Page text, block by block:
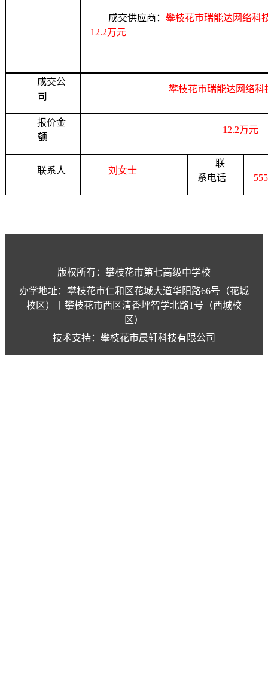
成交供应商：攀枝花市瑞能达网络科
12.2万元
成交公
司
攀枝花市瑞能达网络科
报价金
额
12.2万元
联系人 刘女士
联
系电话
版权所有：攀枝花市第七高级中学校
办学地址：攀枝花市仁和区花城大道华阳路66号（花城
校区）丨攀枝花市西区清香坪智学北路1号（西城校
区）
技术支持：攀枝花市晨轩科技有限公司